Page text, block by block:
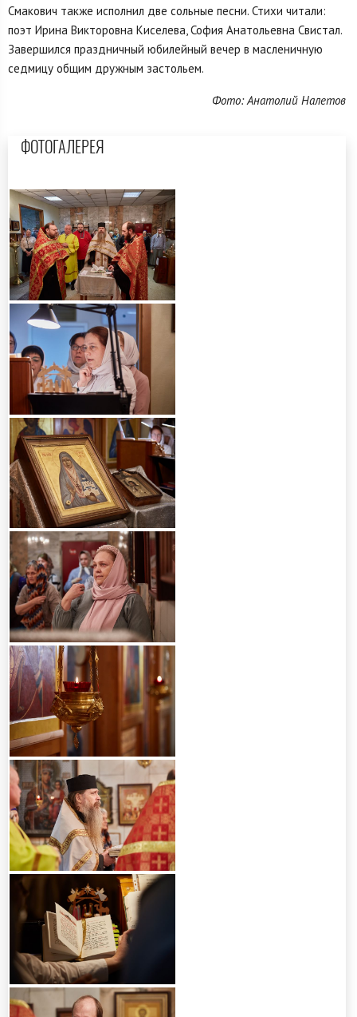
Смакович также исполнил две сольные песни. Стихи читали:
поэт Ирина Викторовна Киселева, София Анатольевна Свистал.
Завершился праздничный юбилейный вечер в масленичную
седмицу общим дружным застольем.
Фото: Анатолий Налетов
ФОТОГАЛЕРЕЯ